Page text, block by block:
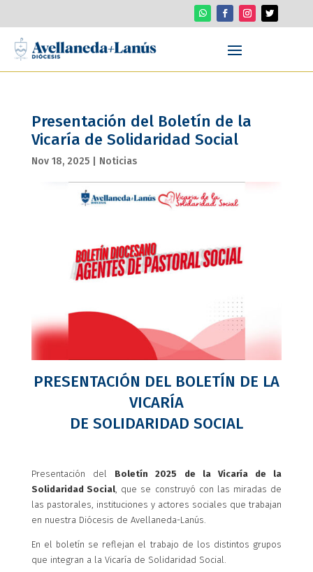
Presentación del Boletín de la
Vicaría de Solidaridad Social
Nov 18, 2025| Noticias
PRESENTACIÓN DEL BOLETÍN DE LA
VICARÍA
DE SOLIDARIDAD SOCIAL
Presentación del Boletín 2025 de la Vicaría de la
Solidaridad Social, que se construyó con las miradas de
las pastorales, instituciones y actores sociales que trabajan
en nuestra Diócesis de Avellaneda-Lanús.
En el boletín se reflejan el trabajo de los distintos grupos
que integran a la Vicaría de Solidaridad Social.